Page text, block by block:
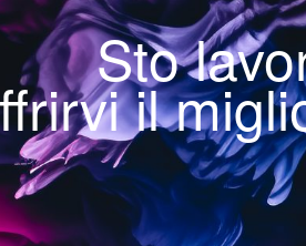
Sto
il